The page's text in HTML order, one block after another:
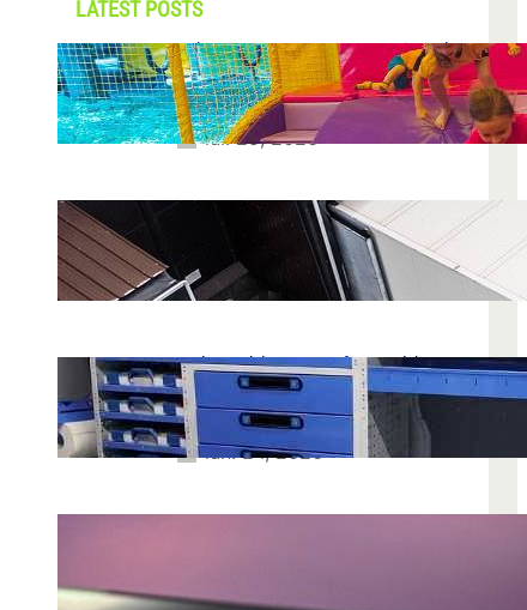
LATEST POSTS
Soluții pentru părinții care vor să își vadă
copiii explorând în loc să stea pe
telefoane
iul. 25, 2026
Ce soluție de urmărire GPS este
recomandată pentru transport marfă
iul. 2, 2026
Atelier mobil: cum transformi o dubă
obișnuită într-un spațiu de lucru care
chiar funcționează
iun. 24, 2026
iun. 23, 2026